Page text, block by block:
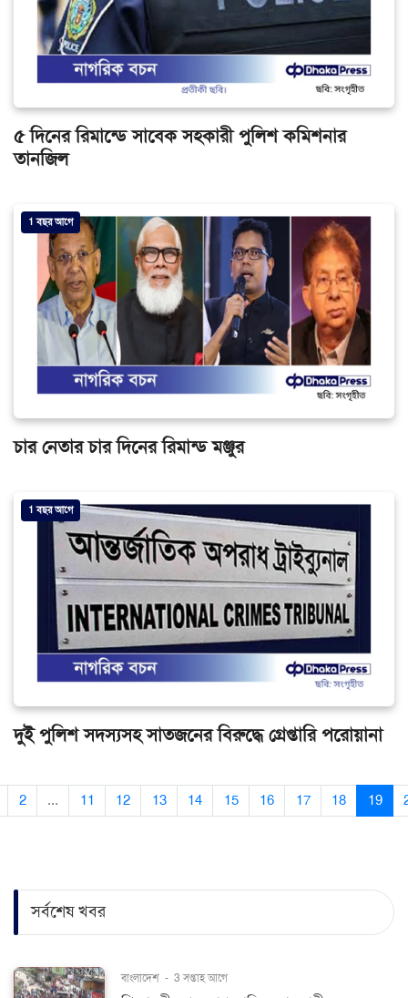
৫ দিনের রিমান্ডে সাবেক সহকারী পুলিশ কমিশনার
তানজিল
1 বছর আগে
চার নেতার চার দিনের রিমান্ড মঞ্জুর
1 বছর আগে
দুই পুলিশ সদস্যসহ সাতজনের বিরুদ্ধে গ্রেপ্তারি পরোয়ানা
2 ... 11 12 13 14 15 16 17 18 19
সর্বশেষ খবর
বাংলাদেশ - 3 সপ্তাহ আগে